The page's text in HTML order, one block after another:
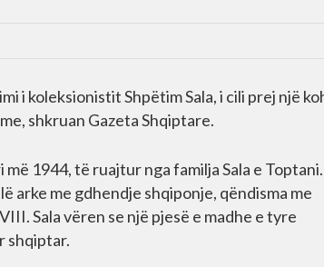
i koleksionistit Shpëtim Sala, i cili prej një
shkruan Gazeta Shqiptare.
1944, të ruajtur nga familja Sala e
arke me gdhendje shqiponje, qëndisma me
Sala vëren se një pjesë e madhe e tyre
shqiptar.